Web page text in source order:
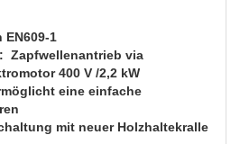
1
Zapfwellenantrieb via
400 V /2,2 kW
eine einfache
mit neuer Holzhaltekralle